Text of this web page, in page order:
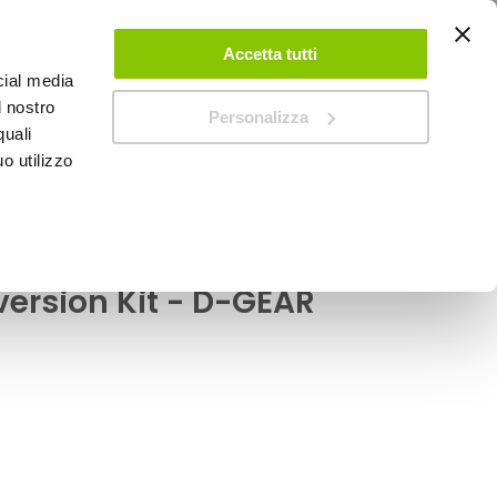
media
nostro
utilizzo
Accetta tutti
Personalizza
ACCEDI CREA UN ACCOUNT CONTATTACI
Kit - D-GEAR